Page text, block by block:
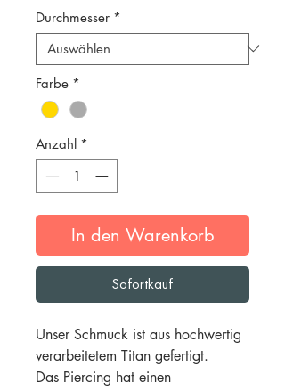
Durchmesser *
Farbe *
Anzahl *
In den Warenkorb
Sofortkauf
Unser Schmuck ist aus hochwertig
verarbeitetem Titan gefertigt.
Das Piercing hat einen